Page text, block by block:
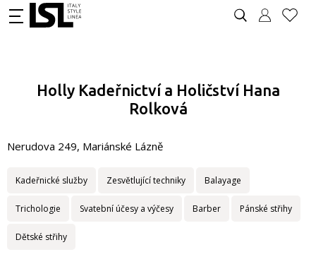
Holly Kadeřnictví a Holičství Hana
Rolková
Nerudova 249, Mariánské Lázně
Kadeřnické služby Zesvětlující techniky Balayage
Trichologie Svatební účesy a výčesy Barber Pánské střihy
Dětské střihy